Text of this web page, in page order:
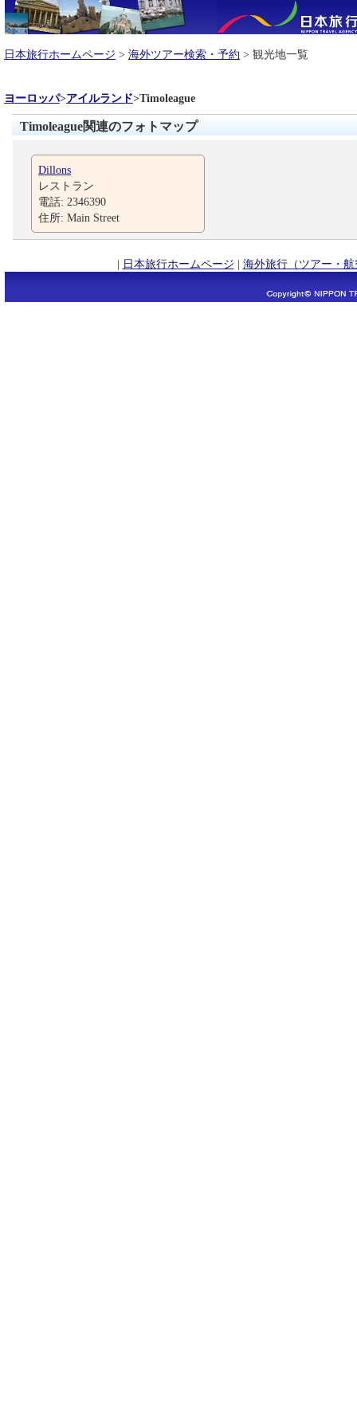
日本旅行ホームページ > 海外ツアー検索・予約 > 観光地一覧
ヨーロッパ>アイルランド>Timoleague
Timoleague関連のフォトマップ
Dillons
レストラン
電話: 2346390
住所: Main Street
| 日本旅行ホームページ | 海外旅行（ツアー・航